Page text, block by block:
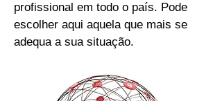
profissional em todo o país. Pode
escolher aqui aquela que mais se
adequa a sua situação.